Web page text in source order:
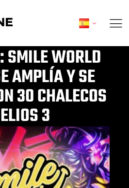
SMILE WORLD
AMPLÍA Y SE
30 CHALECOS
3